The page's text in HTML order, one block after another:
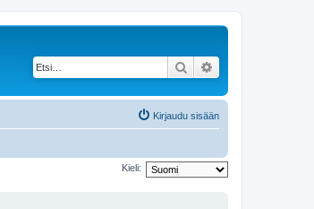
Etsi
Kirjaudu sisään
Kieli: